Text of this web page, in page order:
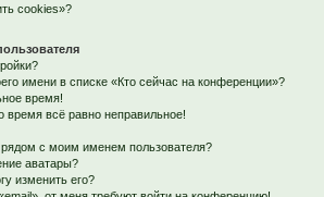
cookies»?
имени в списке «Кто сейчас на конференции»?
время!
время всё равно неправильное!
с моим именем пользователя?
аватары?
изменить его?